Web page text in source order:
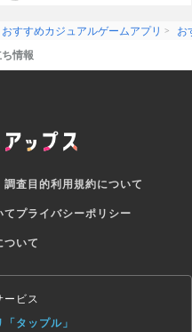
おすすめカジュアルゲームアプリ
お
情報
調査目的利用規約について
てプライバシーポリシー
ついて
ービス
タップル」